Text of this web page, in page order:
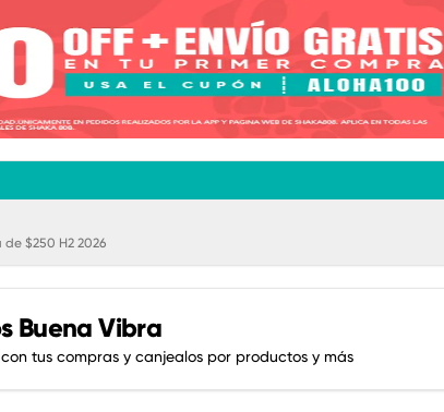
$250 H2 2026
Buena Vibra
tus compras y canjealos por productos y más